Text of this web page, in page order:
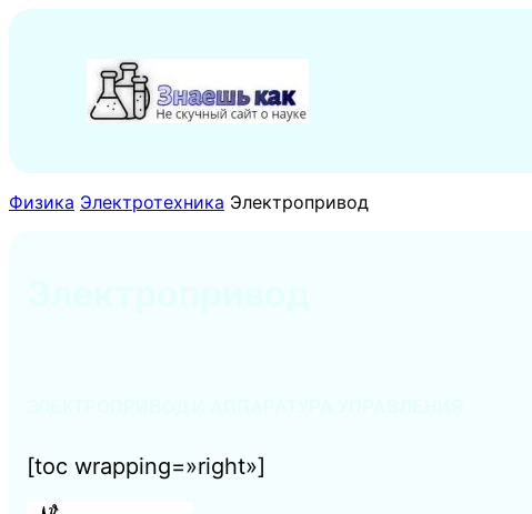
содержимому
Физика Электротехника Электропривод
[toc wrapping=»right»]